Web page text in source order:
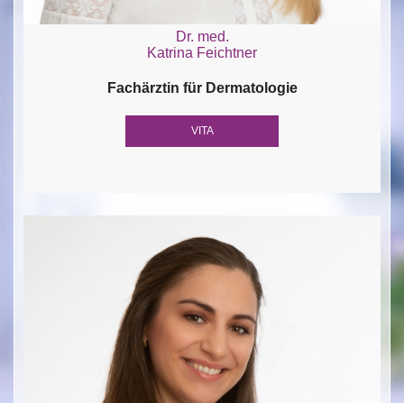
Dr. med.
Katrina Feichtner
Fachärztin für Dermatologie
VITA